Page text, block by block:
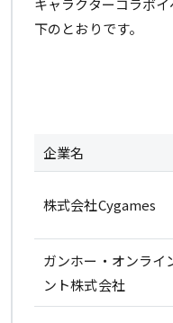
キャラクターコラボ
下のとおりです。
企業名
株式会社Cygames
ガンホー・オンライ
ント株式会社